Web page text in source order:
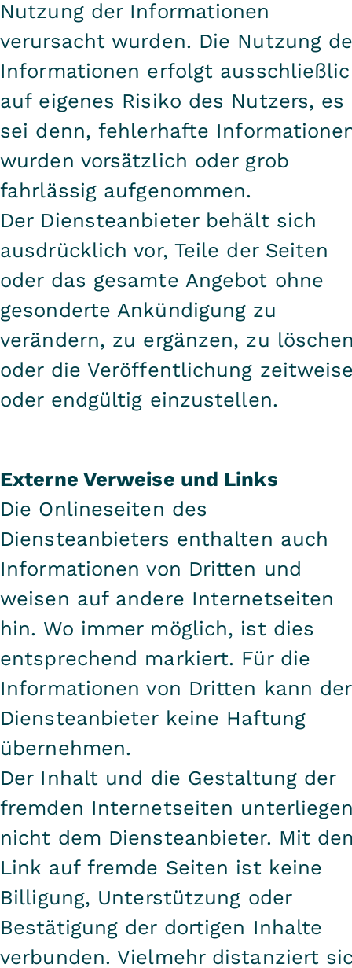
Nutzung der Informationen
verursacht wurden. Die Nutzung
Informationen erfolgt
auf eigenes Risiko des Nutzers, es
sei denn, fehlerhafte
wurden vorsätzlich oder grob
fahrlässig aufgenommen.
Der Diensteanbieter behält sich
ausdrücklich vor, Teile der Seiten
oder das gesamte Angebot ohne
gesonderte Ankündigung zu
verändern, zu ergänzen, zu
oder die Veröffentlichung
oder endgültig einzustellen.
Externe Verweise und Links
Die Onlineseiten des
Diensteanbieters enthalten auch
Informationen von Dritten und
weisen auf andere Internetseiten
hin. Wo immer möglich, ist dies
entsprechend markiert. Für die
Informationen von Dritten kann der
Diensteanbieter keine Haftung
übernehmen.
Der Inhalt und die Gestaltung der
fremden Internetseiten
nicht dem Diensteanbieter. Mit
Link auf fremde Seiten ist keine
Billigung, Unterstützung oder
Bestätigung der dortigen Inhalte
verbunden. Vielmehr distanziert